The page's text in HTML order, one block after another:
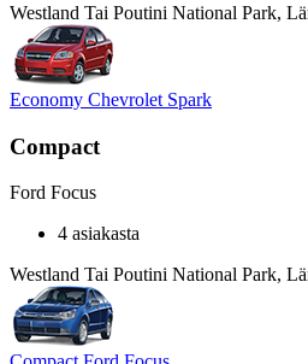
Westland Tai Poutini National Park,
Economy Chevrolet Spark
Compact
Ford Focus
4 asiakasta
Westland Tai Poutini National Park,